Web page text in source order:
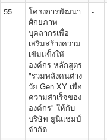
55
โครงการพัฒนา
ศักยภาพ
บุคลากรเพื่อ
เสริมสร้างความ
เข้มแข็งให้
องค์กร หลักสูตร
"รวมพลังคนต่าง
วัย Gen XY เพื่อ
ความสำเร็จของ
องค์กร" ให้กับ
บริษัท ยูนิแชมป์
จำกัด
-